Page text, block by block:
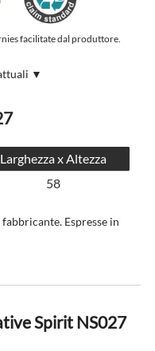
facilitate dal produttore.
▼
Larghezza x Altezza
58
Espresse in
Spirit NS027